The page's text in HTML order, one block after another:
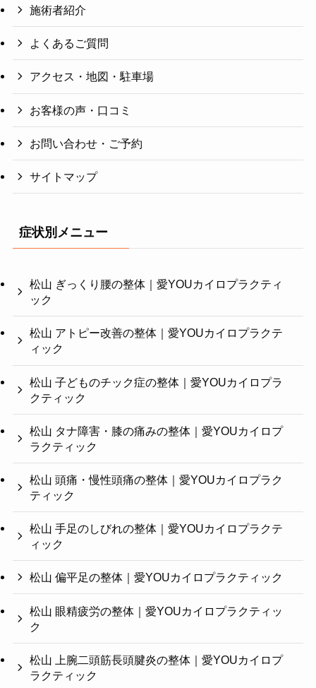
施術者紹介
よくあるご質問
アクセス・地図・駐車場
お客様の声・口コミ
お問い合わせ・ご予約
サイトマップ
症状別メニュー
松山 ぎっくり腰の整体｜愛YOUカイロプラクティ
ック
松山 アトピー改善の整体｜愛YOUカイロプラクテ
ィック
松山 子どものチック症の整体｜愛YOUカイロプラ
クティック
松山 タナ障害・膝の痛みの整体｜愛YOUカイロプ
ラクティック
松山 頭痛・慢性頭痛の整体｜愛YOUカイロプラク
ティック
松山 手足のしびれの整体｜愛YOUカイロプラクテ
ィック
松山 偏平足の整体｜愛YOUカイロプラクティック
松山 眼精疲労の整体｜愛YOUカイロプラクティッ
ク
松山 上腕二頭筋長頭腱炎の整体｜愛YOUカイロプ
ラクティック